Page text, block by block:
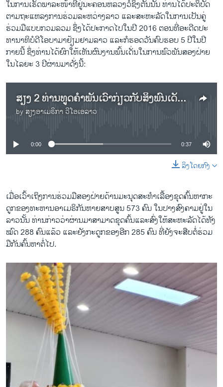
ໃນ​ການ​ເຮັດພາ​ລະ​ໜ້າ​ທີ່​ຢູ່​ນະ​ຄອນ​ຫລວງວໍ​ຊິງ​ຕັນ​ນັ້ນ ທ່ານໄດ້​ປະ​ຕິ​ບັດ​
ຕາມ​ຖະ​ແຫລງ​ການ​ຮ່ວມ​ລະ​ຫວ່າງ​ລາວ ແລະ​ສ​ະ​ຫະ​ລັດໃນ​ການ​ເປັນ​ຄູ່​
ຮ່ວມມືແບບກວມ​ລວມ ຊຶ່ງໄດ້​ປະ​ກາດ​ໄປ​ໃນ​ປີ 2016 ຕອນ​ທີ່ອ​ະ​ດີດ​ປະ​
ທາ​ນາທິ​ບໍ​ດີ​ໂອ​ບາ​ມາຢ້ຽມ​ຢາມລາວ ແລະກໍ​ຮອດ​ວັນຄົບ​ຮອບ​ 5 ປີ​ໃນ​ປີ​
ກາຍນີ້ ​ຊຶ່ງ​ທ່ານ​ໄດ້ຍົກ​ໃຫ້​ເຫັນຜົນ​ງານ​ພົ້ນ​ເດັ່ນ​ໃນການພົວ​ພັນ​ສອງ​ຝ່າຍ​
ໃນ​ໄລ​ຍະ 3 ປີຜ່ານ​ມາດັ່ງ​ນີ້:
​ສຽງ 2 ທ່ານ​ທູດ​ຄຳ​ພັນ​ເວົ້າ​ກ່ຽວ​ກັບສິ່ງ​ພົ້ນ​ເດັ່ນ​ໃນ​ຂະ​ນະ​ທີ່​ທ່ານ​ມາ​ຮັບໜ້າ​ທີ່ຢູ່ ສ​ຫລ
by ສຽງອາເມຣິກາ ວີໂອເອລາວ
No media source currently available
0:00 0:37
ລິງໂດຍກົງ
ເມື່ອ​ເວົ້າເຖິງ​ການຮ່ວມ​ມື​ສອງ​ຝ່າຍ​ດ້ານ​ມະ​ນຸດ​ສະ​ທຳເລື້ອງຂຸດ​ຄົ້ນຫາ​ກະ​
ດູກ​ຂອງ​ທະ​ຫານ​ອາ​ເມ​ຣິ​ກັນຫາຍ​ສາບ​ສູນ 573 ຄົນ​ ໃນ​ປາງ​ສົງ​ຄາມຢູ່​ໃນ​
ລາວນັ້ນ ທ່ານກ່າວວ່າຜ່ານ​ມາ​ສາ​ມາດ​ຂຸດ​ຄົ້ນ​ແລະ​ສົ່ງ​ໃຫ້​ສະ​ຫະ​ລັດໄດ້ທັງ​
ໝົດ 288 ຄົນແລ້ວ ແລະ​ຍັງ​ກະ​ດູກ​ຂອງອີກ 285 ຄົນ ​ທີ່​ຍັງ​ຈະ​ສືບ​ຕໍ່​ຮ່ວມ​
ມືກັນ​ຄົ້ນ​ຫາ​ຕໍ່​ໄປ.